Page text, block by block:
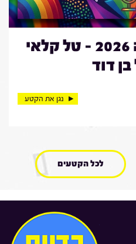
סוף שבוע גאווה 2026 - טל קלאי
דוד
נגן את הקטע
לכל הקטעים